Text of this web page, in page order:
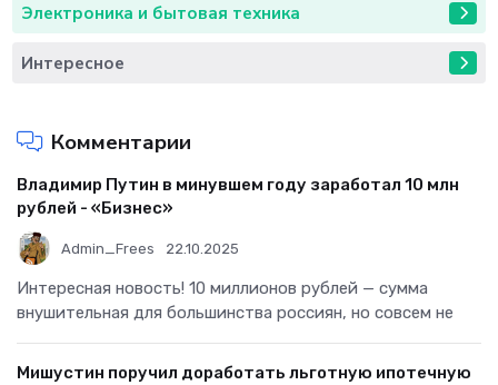
Электроника и бытовая техника
Интересное
Комментарии
Владимир Путин в минувшем году заработал 10 млн
рублей - «Бизнес»
Admin_Frees 22.10.2025
Интересная новость! 10 миллионов рублей — сумма
внушительная для большинства россиян, но совсем не
Мишустин поручил доработать льготную ипотечную